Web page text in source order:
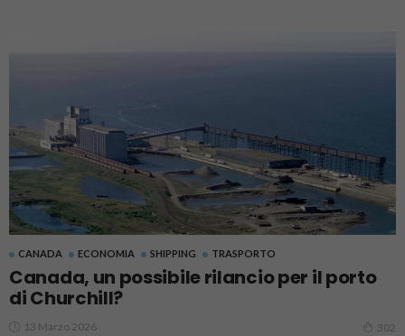
CANADA ECONOMIA SHIPPING TRASPORTO
Canada, un possibile rilancio per il porto
di Churchill?
13 Marzo 2026 302